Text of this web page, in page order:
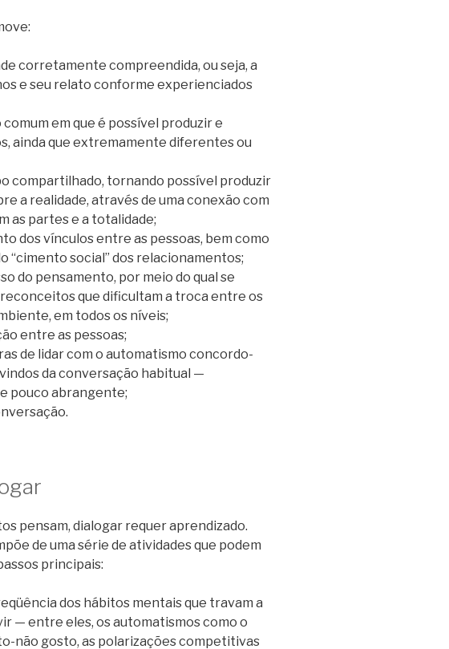
corretamente compreendida, ou seja, a
e seu relato conforme experienciados
em que é possível produzir e
ainda que extremamente diferentes ou
compartilhado, tornando possível produzir
a realidade, através de uma conexão com
as partes e a totalidade;
dos vínculos entre as pessoas, bem como
“cimento social” dos relacionamentos;
do pensamento, por meio do qual se
que dificultam a troca entre os
em todos os níveis;
entre as pessoas;
de lidar com o automatismo concordo-
da conversação habitual —
pouco abrangente;
pensam, dialogar requer aprendizado.
de uma série de atividades que podem
principais:
dos hábitos mentais que travam a
— entre eles, os automatismos como o
não gosto, as polarizações competitivas